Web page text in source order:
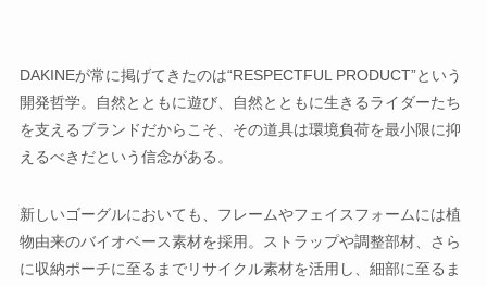
DAKINEが常に掲げてきたのは“RESPECTFUL PRODUCT”という
開発哲学。自然とともに遊び、自然とともに生きるライダーたち
を支えるブランドだからこそ、その道具は環境負荷を最小限に抑
えるべきだという信念がある。
新しいゴーグルにおいても、フレームやフェイスフォームには植
物由来のバイオベース素材を採用。ストラップや調整部材、さら
に収納ポーチに至るまでリサイクル素材を活用し、細部に至るま